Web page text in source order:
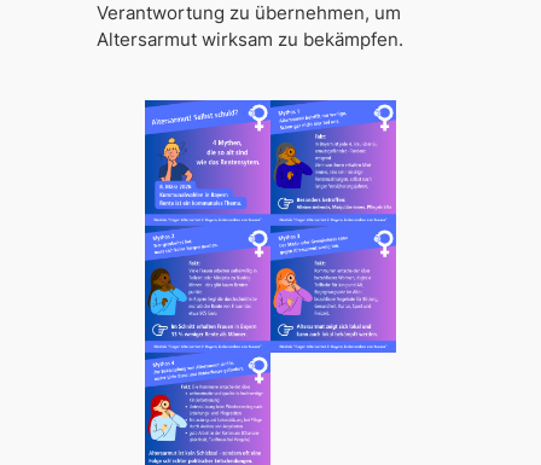
Verantwortung zu übernehmen, um
Altersarmut wirksam zu bekämpfen.